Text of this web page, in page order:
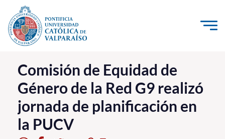
Click acá para ir directamente al contenido
La Universidad
Investigación, Creación e Innovación
PUCV Internacional
Vinculación con el Medio
Comisión de Equidad de
Género de la Red G9 realizó
jornada de planificación en
la PUCV